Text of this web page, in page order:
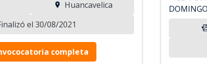
Huancavelica
el 30/08/2021
completa